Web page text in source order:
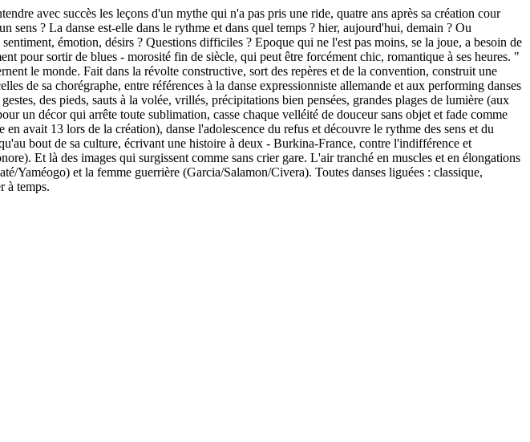
avec succès les leçons d'un mythe qui n'a pas pris une ride, quatre ans après sa création cour
sens ? La danse est-elle dans le rythme et dans quel temps ? hier, aujourd'hui, demain ? Ou
émotion, désirs ? Questions difficiles ? Epoque qui ne l'est pas moins, se la joue, a besoin de
pour sortir de blues - morosité fin de siècle, qui peut être forcément chic, romantique à ses heures. "
le monde. Fait dans la révolte constructive, sort des repères et de la convention, construit une
de sa chorégraphe, entre références à la danse expressionniste allemande et aux performing danses
des pieds, sauts à la volée, vrillés, précipitations bien pensées, grandes plages de lumière (aux
un décor qui arrête toute sublimation, casse chaque velléité de douceur sans objet et fade comme
avait 13 lors de la création), danse l'adolescence du refus et découvre le rythme des sens et du
bout de sa culture, écrivant une histoire à deux - Burkina-France, contre l'indifférence et
Et là des images qui surgissent comme sans crier gare. L'air tranché en muscles et en élongations
et la femme guerrière (Garcia/Salamon/Civera). Toutes danses liguées : classique,
à temps.